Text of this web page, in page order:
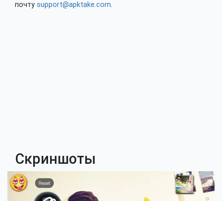
почту support@apktake.com.
Скриншоты